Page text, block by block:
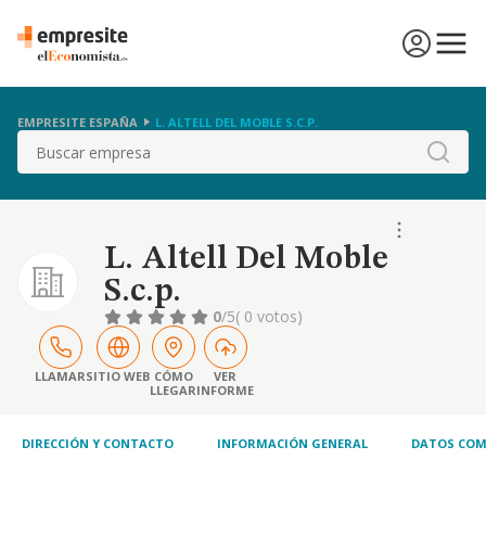
EMPRESITE ESPAÑA L. ALTELL DEL MOBLE S.C.P.
Buscar
L. Altell Del Moble
S.c.p.
0/5( 0 votos)
LLAMARSITIO WEB CÓMO
LLEGAR
VER
INFORME
DIRECCIÓN Y CONTACTO INFORMACIÓN GENERAL DATOS